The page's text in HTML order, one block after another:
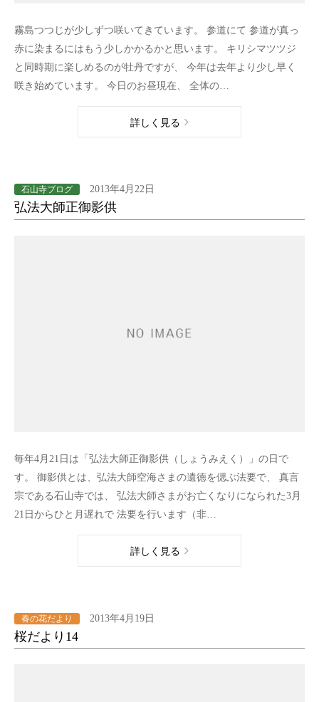
霧島つつじが少しずつ咲いてきています。 参道にて 参道が真っ
赤に染まるにはもう少しかかるかと思います。 キリシマツツジ
と同時期に楽しめるのが牡丹ですが、 今年は去年より少し早く
咲き始めています。 今日のお昼現在、 全体の…
詳しく見る
石山寺ブログ 2013年4月22日
弘法大師正御影供
毎年4月21日は「弘法大師正御影供（しょうみえく）」の日で
す。 御影供とは、弘法大師空海さまの遺徳を偲ぶ法要で、 真言
宗である石山寺では、 弘法大師さまがお亡くなりになられた3月
21日からひと月遅れで 法要を行います（非…
詳しく見る
春の花だより 2013年4月19日
桜だより14